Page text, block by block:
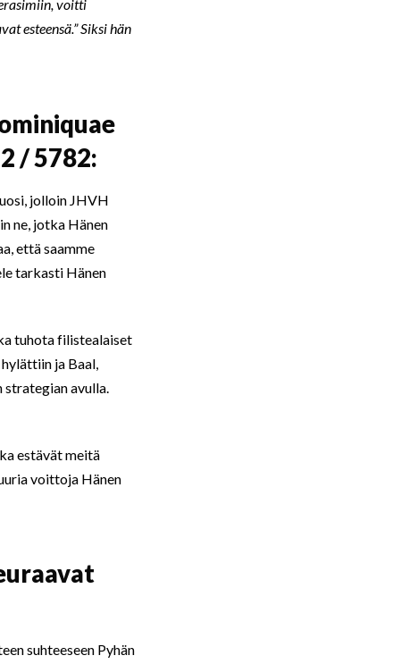
voitti
esteensä.” Siksi hän
/ 5782:
jolloin JHVH
ne, jotka Hänen
että saamme
tarkasti Hänen
tuhota filistealaiset
ja Baal,
avulla.
estävät meitä
voittoja Hänen
suhteeseen Pyhän